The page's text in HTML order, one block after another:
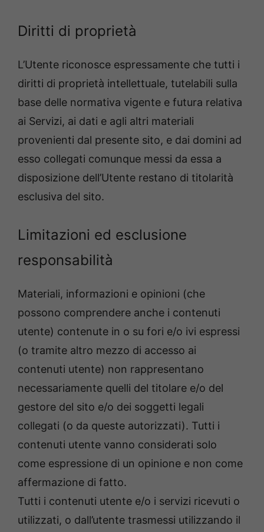
Diritti di proprietà
L’Utente riconosce espressamente che tutti i
diritti di proprietà intellettuale, tutelabili sulla
base delle normativa vigente e futura relativa
ai Servizi, ai dati e agli altri materiali
provenienti dal presente sito, e dai domini ad
esso collegati comunque messi da essa a
disposizione dell’Utente restano di titolarità
esclusiva del sito.
Limitazioni ed esclusione
responsabilità
Materiali, informazioni e opinioni (che
possono comprendere anche i contenuti
utente) contenute in o su fori e/o ivi espressi
(o tramite altro mezzo di accesso ai
contenuti utente) non rappresentano
necessariamente quelli del titolare e/o del
gestore del sito e/o dei soggetti legali
collegati (o da queste autorizzati). Tutti i
contenuti utente vanno considerati solo
come espressione di un opinione e non come
affermazione di fatto.
Tutti i contenuti utente e/o i servizi ricevuti o
utilizzati, o dall’utente trasmessi utilizzando il